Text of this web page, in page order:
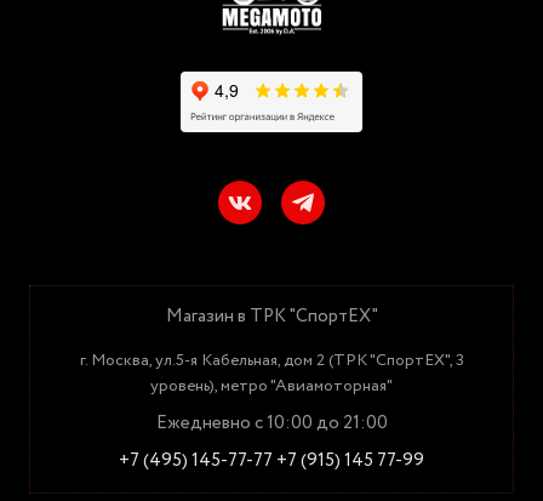
Магазин в ТРК "СпортЕХ"
г. Москва, ул.5-я Кабельная, дом 2 (ТРК "СпортЕХ", 3
уровень), метро "Авиамоторная"
Ежедневно с 10:00 до 21:00
+7 (495) 145-77-77 +7 (915) 145 77-99